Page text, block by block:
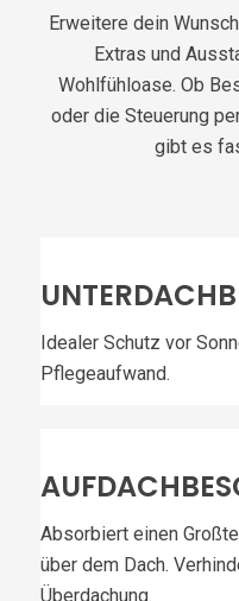
Erweitere dein
Extras und
Wohlfühloase. Ob
oder die Steuerung
gibt es
Idealer Schutz vor
Pflegeaufwand.
Absorbiert einen
über dem Dach.
Überdachung.